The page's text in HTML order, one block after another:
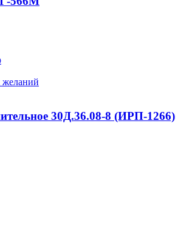
желаний
30Д.36.08-8 (ИРП-1266)